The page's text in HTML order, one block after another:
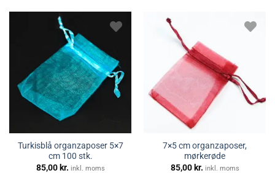
Turkisblå organzaposer 5×7
cm 100 stk.
85,00 kr. inkl. moms
7×5 cm organzaposer,
mørkerøde
85,00 kr. inkl. moms